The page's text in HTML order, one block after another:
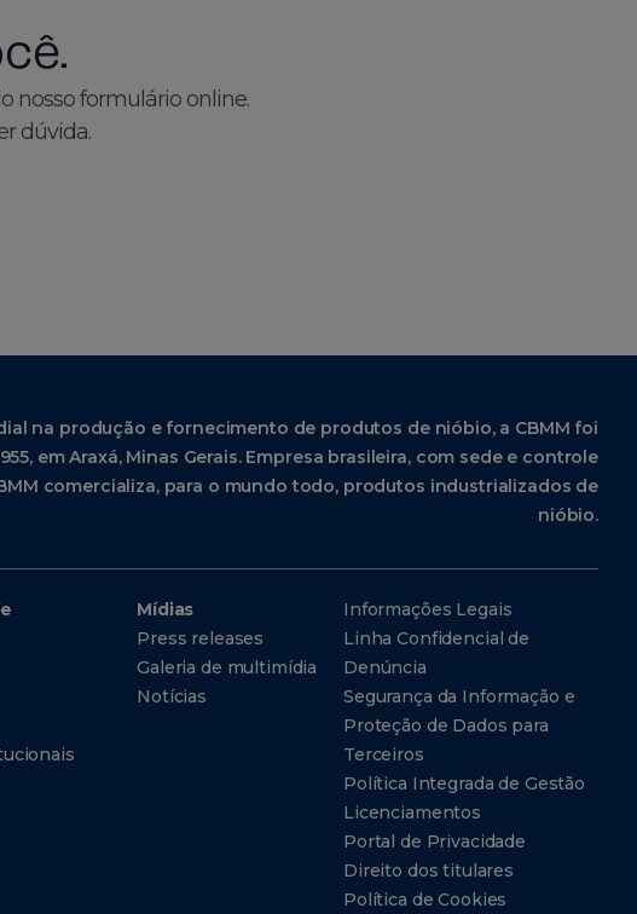
nosso formulário online.
dúvida.
na produção e fornecimento de produtos de nióbio, a CBMM foi
em Araxá, Minas Gerais. Empresa brasileira, com sede e controle
comercializa, para o mundo todo, produtos industrializados de
nióbio.
Mídias
Press releases
Galeria de multimídia
Notícias
Informações Legais
Linha Confidencial de
Denúncia
Segurança da Informação e
Proteção de Dados para
Terceiros
Política Integrada de Gestão
Licenciamentos
Portal de Privacidade
Direito dos titulares
Política de Cookies